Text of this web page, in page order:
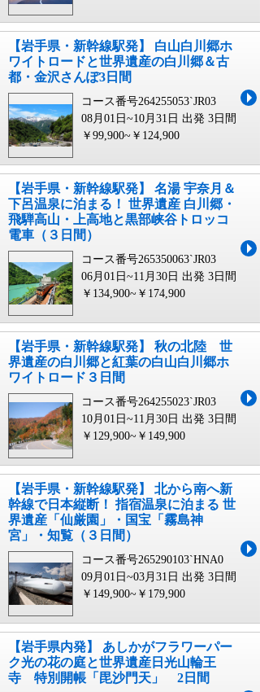
【岩手県・新幹線駅発】 白山白川郷ホ
ワイトロードと世界遺産の白川郷＆古
都・金沢さんぽ3日間
コース番号264255053`JR03
08月01日~10月31日 出発 3日間
￥99,900~￥124,900
【岩手県・新幹線駅発】 名湯 宇奈月＆
下呂温泉に泊まる！ 世界遺産 白川郷・
飛騨高山・上高地と黒部峡谷トロッコ
電車（３日間）
コース番号265350063`JR03
06月01日~11月30日 出発 3日間
￥134,900~￥174,900
【岩手県・新幹線駅発】 秋の北陸 世
界遺産の白川郷と紅葉の白山白川郷ホ
ワイトロード３日間
コース番号264255023`JR03
10月01日~11月30日 出発 3日間
￥129,900~￥149,900
【岩手県・新幹線駅発】 北から南へ新
幹線で日本縦断！ 指宿温泉に泊まる 世
界遺産「仙厳園」・国宝「霧島神
宮」・知覧（３日間）
コース番号265290103`HNA0
09月01日~03月31日 出発 3日間
￥149,900~￥179,900
【岩手県内発】 あしかがフラワーパー
ク光の花の庭と世界遺産日光山輪王
寺 特別開帳「毘沙門天」 2日間